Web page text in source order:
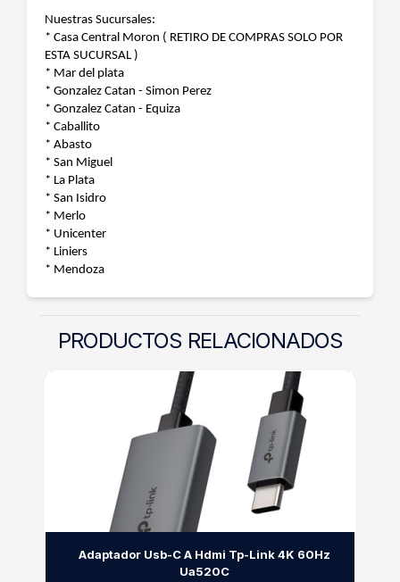
Nuestras Sucursales:
* Casa Central Moron ( RETIRO DE COMPRAS SOLO POR
ESTA SUCURSAL )
* Mar del plata
* Gonzalez Catan - Simon Perez
* Gonzalez Catan - Equiza
* Caballito
* Abasto
* San Miguel
* La Plata
* San Isidro
* Merlo
* Unicenter
* Liniers
* Mendoza
PRODUCTOS RELACIONADOS
Adaptador Usb-C A Hdmi Tp-Link 4K 60Hz
Ua520C